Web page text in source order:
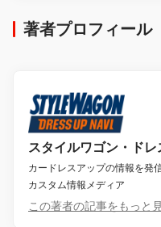
著者プロフィール
スタイルワゴン・ド
カードレスアップの情報を発
カスタム情報メディア
この著者の記事をもっと